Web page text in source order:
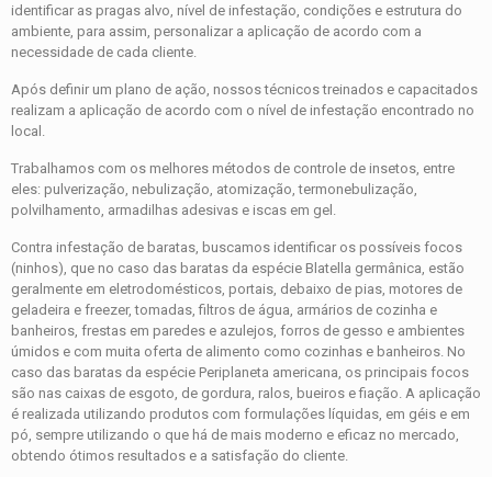
identificar as pragas alvo, nível de infestação, condições e estrutura do
ambiente, para assim, personalizar a aplicação de acordo com a
necessidade de cada cliente.
Após definir um plano de ação, nossos técnicos treinados e capacitados
realizam a aplicação de acordo com o nível de infestação encontrado no
local.
Trabalhamos com os melhores métodos de controle de insetos, entre
eles: pulverização, nebulização, atomização, termonebulização,
polvilhamento, armadilhas adesivas e iscas em gel.
Contra infestação de baratas, buscamos identificar os possíveis focos
(ninhos), que no caso das baratas da espécie Blatella germânica, estão
geralmente em eletrodomésticos, portais, debaixo de pias, motores de
geladeira e freezer, tomadas, filtros de água, armários de cozinha e
banheiros, frestas em paredes e azulejos, forros de gesso e ambientes
úmidos e com muita oferta de alimento como cozinhas e banheiros. No
caso das baratas da espécie Periplaneta americana, os principais focos
são nas caixas de esgoto, de gordura, ralos, bueiros e fiação. A aplicação
é realizada utilizando produtos com formulações líquidas, em géis e em
pó, sempre utilizando o que há de mais moderno e eficaz no mercado,
obtendo ótimos resultados e a satisfação do cliente.